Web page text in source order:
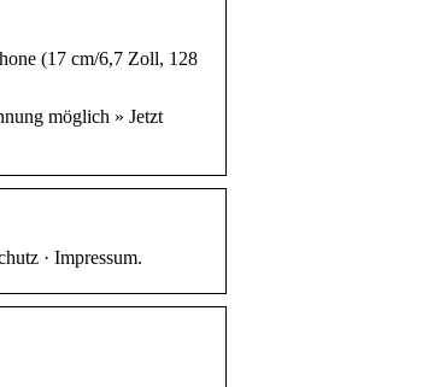
(17 cm/6,7 Zoll, 128
möglich » Jetzt
· Impressum.